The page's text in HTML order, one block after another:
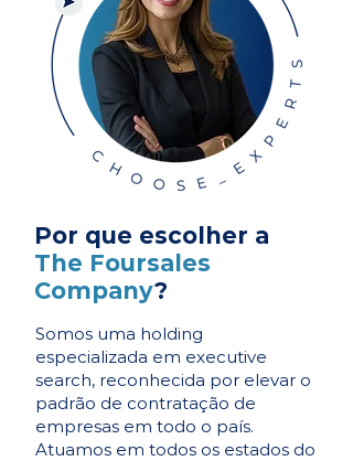
Por que escolher a
The Foursales
Company?
Somos uma holding
especializada em executive
search, reconhecida por elevar o
padrão de contratação de
empresas em todo o país.
Atuamos em todos os estados do